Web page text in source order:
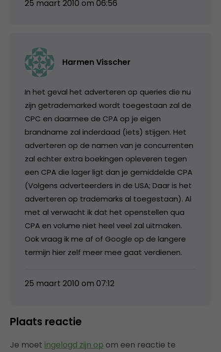
25 maart 2010 om 06:56
Harmen Visscher
In het geval het adverteren op queries die nu
zijn getrademarked wordt toegestaan zal de
CPC en daarmee de CPA op je eigen
brandname zal inderdaad (iets) stijgen. Het
adverteren op de namen van je concurrenten
zal echter extra boekingen opleveren tegen
een CPA die lager ligt dan je gemiddelde CPA
(Volgens adverteerders in de USA; Daar is het
adverteren op trademarks al toegestaan). Al
met al verwacht ik dat het openstellen qua
CPA en volume niet heel veel zal uitmaken.
Ook vraag ik me af of Google op de langere
termijn hier zelf meer mee gaat verdienen.
25 maart 2010 om 07:12
Plaats reactie
Je moet ingelogd zijn op om een reactie te